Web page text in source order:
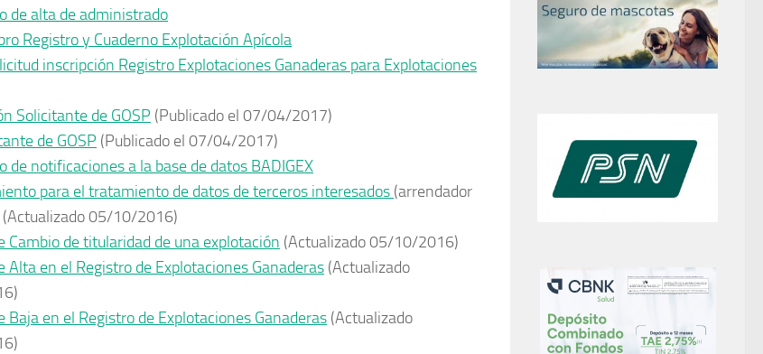
de alta de administrado
Registro y Cuaderno Explotación Apícola
inscripción Registro Explotaciones Ganaderas para Explotaciones
Solicitante de GOSP (Publicado el 07/04/2017)
de GOSP (Publicado el 07/04/2017)
de notificaciones a la base de datos BADIGEX
para el tratamiento de datos de terceros interesados (arrendador
(Actualizado 05/10/2016)
Cambio de titularidad de una explotación (Actualizado 05/10/2016)
Alta en el Registro de Explotaciones Ganaderas (Actualizado
Baja en el Registro de Explotaciones Ganaderas (Actualizado